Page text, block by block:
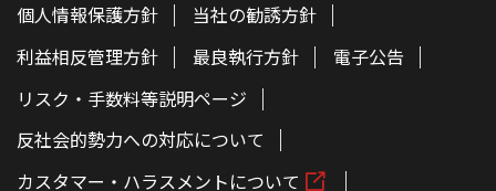
個人情報保護方針
当社の勧誘方針
利益相反管理方針
最良執行方針
電子公告
リスク・手数料等説明ページ
反社会的勢力への対応について
カスタマー・ハラスメントについて